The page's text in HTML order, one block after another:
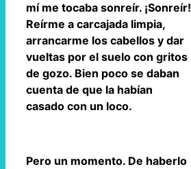
mí me tocaba sonreír. ¡Sonreír!
Reírme a carcajada limpia,
arrancarme los cabellos y dar
vueltas por el suelo con gritos
de gozo. Bien poco se daban
cuenta de que la habían
casado con un loco.
Pero un momento. De haberlo